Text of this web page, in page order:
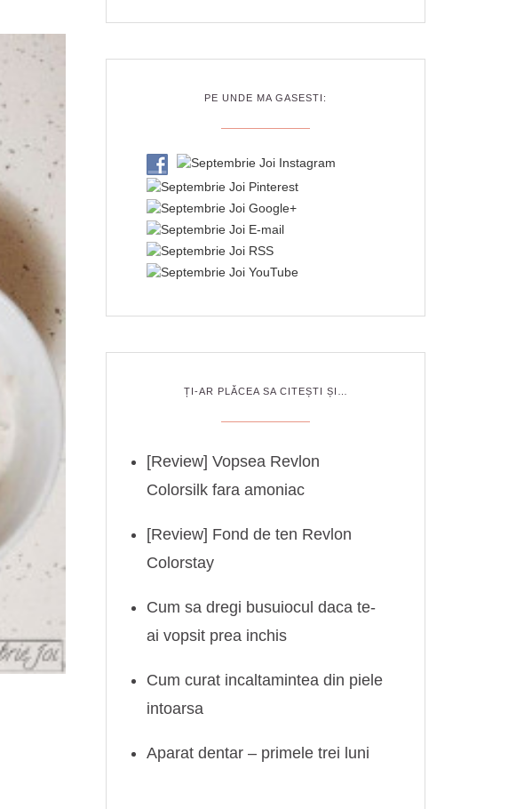
PE UNDE MA GASESTI:
ȚI-AR PLĂCEA SA CITEȘTI ȘI…
[Review] Vopsea Revlon
Colorsilk fara amoniac
[Review] Fond de ten Revlon
Colorstay
Cum sa dregi busuiocul daca te-
ai vopsit prea inchis
Cum curat incaltamintea din piele
intoarsa
Aparat dentar – primele trei luni